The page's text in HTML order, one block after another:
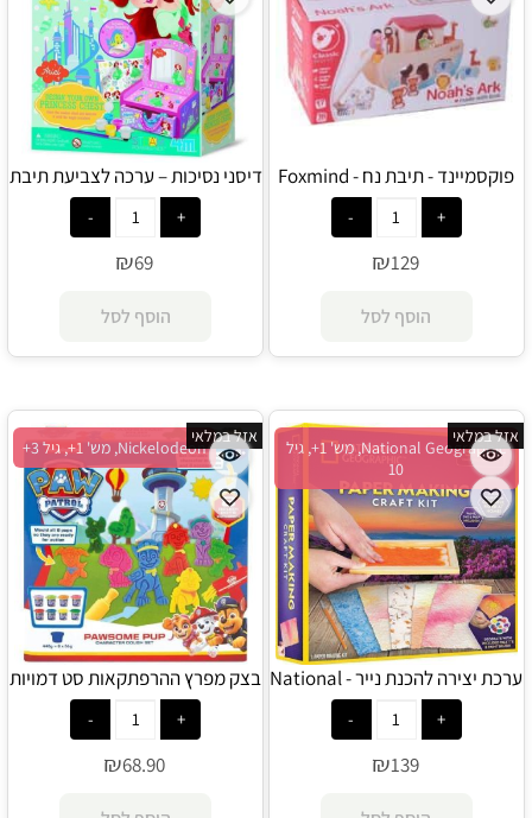
פוקסמיינד - תיבת נח - Foxmind
Classic
₪129
הוסף לסל
דיסני נסיכות – ערכה לצביעת תיבת
עץ ומראה של נסיכות – אריאל - 4M
₪69
הוסף לסל
National Geographic, מש' 1+, גיל
10
אזל במלאי
ערכת יצירה להכנת נייר - National
Geographic
₪139
Nickelodeon, מש' 1+, גיל 3+
אזל במלאי
בצק מפרץ ההרפתקאות סט דמויות
- Nickelodeon
₪68.90